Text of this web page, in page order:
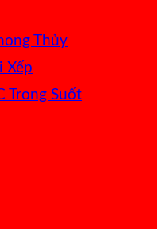
Thủy
Xếp
Trong Suốt